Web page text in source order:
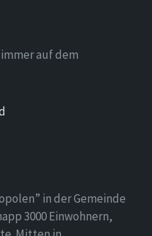
auf dem
in der Gemeinde
3000 Einwohnern,